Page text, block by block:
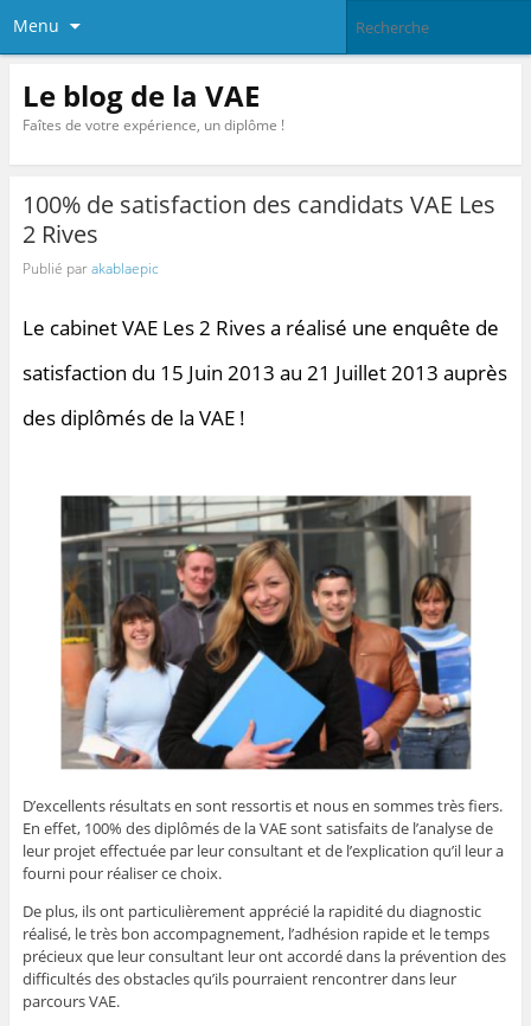
Menu
Le blog de la VAE
Faîtes de votre expérience, un diplôme !
100% de satisfaction des candidats VAE Les
2 Rives
Publié parakablaepic
Le cabinet VAE Les 2 Rives a réalisé une enquête de
satisfaction du 15 Juin 2013 au 21 Juillet 2013 auprès
des diplômés de la VAE !
D’excellents résultats en sont ressortis et nous en sommes très fiers.
En effet, 100% des diplômés de la VAE sont satisfaits de l’analyse de
leur projet effectuée par leur consultant et de l’explication qu’il leur a
fourni pour réaliser ce choix.
De plus, ils ont particulièrement apprécié la rapidité du diagnostic
réalisé, le très bon accompagnement, l’adhésion rapide et le temps
précieux que leur consultant leur ont accordé dans la prévention des
difficultés des obstacles qu’ils pourraient rencontrer dans leur
parcours VAE.